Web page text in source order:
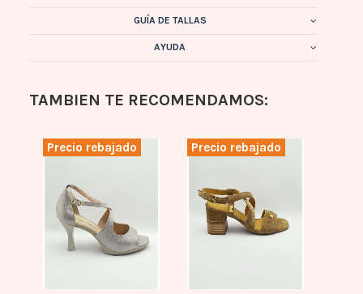
GUÍA DE TALLAS
AYUDA
TAMBIEN TE RECOMENDAMOS:
Precio rebajado Precio rebajado